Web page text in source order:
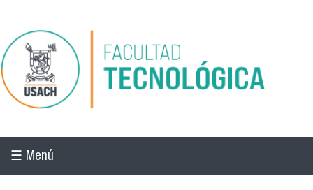
Pasar al contenido principal
☰ Menú